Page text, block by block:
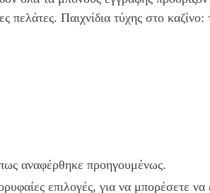
πελάτες. Παιχνίδια τύχης στο
αναφέρθηκε προηγουμένως.
επιλογές, για να μπορέσετε